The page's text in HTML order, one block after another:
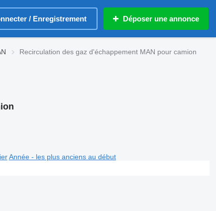
/ Enregistrement Déposer une annonce
Recirculation des gaz d'échappement MAN pour camion
Année - les plus anciens au début